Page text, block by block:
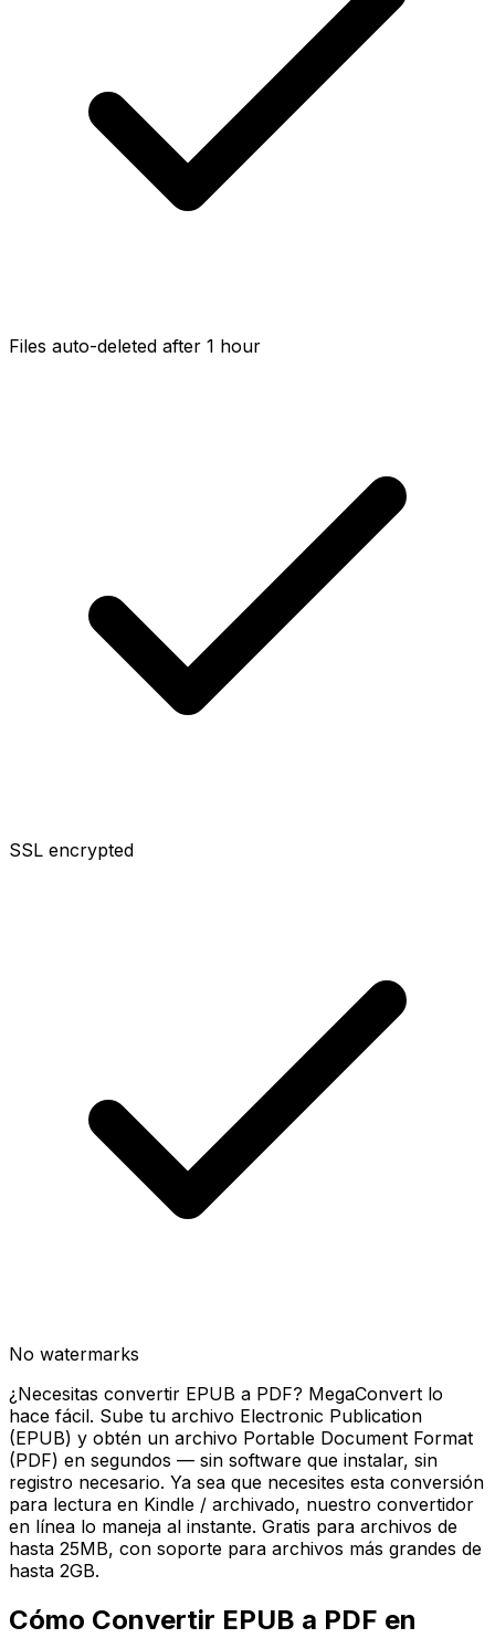
Files auto-deleted after 1 hour
SSL encrypted
No watermarks
¿Necesitas convertir EPUB a PDF? MegaConvert lo
hace fácil. Sube tu archivo Electronic Publication
(EPUB) y obtén un archivo Portable Document Format
(PDF) en segundos — sin software que instalar, sin
registro necesario. Ya sea que necesites esta conversión
para lectura en Kindle / archivado, nuestro convertidor
en línea lo maneja al instante. Gratis para archivos de
hasta 25MB, con soporte para archivos más grandes de
hasta 2GB.
Cómo Convertir EPUB a PDF en